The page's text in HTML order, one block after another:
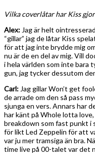
Vilka coverlåtar har Kiss
Alex: Jag är helt
“gillar” jag de låtar Kiss
för att jag inte brydde mig
nu är de en del av mig. Vill
i hela världen som inte bara
gun, jag tycker dessutom
Carl: Jag gillar Won’t get
de arrade om den så pass
sjunga en vers. Annars har
har känt på Whole lotta
breakdown som fast punkt
för likt Led Zeppelin för att
var ju mer tramsiga än bra.
time live på 00-talet var det